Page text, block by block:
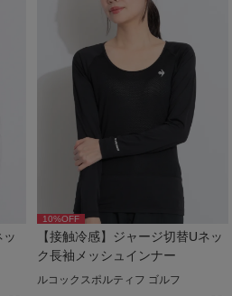
ッ
10%OFF
【接触冷感】ジャージ切替Uネッ
ク長袖メッシュインナー
ルコックスポルティフ ゴルフ